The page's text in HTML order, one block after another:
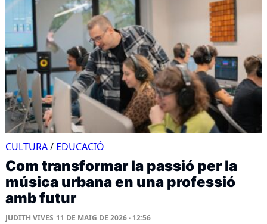
CULTURA/ EDUCACIÓ
Com transformar la passió per la
música urbana en una professió
amb futur
JUDITH VIVES 11 DE MAIG DE 2026 · 12:56